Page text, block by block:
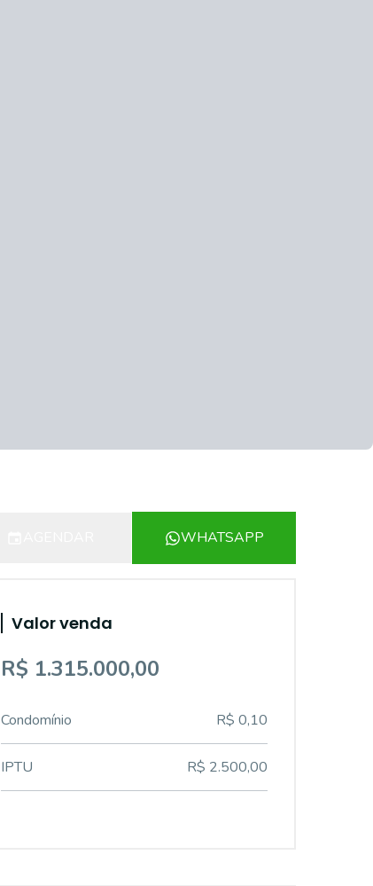
WHATSAPP
Valor venda
R$ 1.315.000,00
Condomínio R$ 0,10
IPTU R$ 2.500,00